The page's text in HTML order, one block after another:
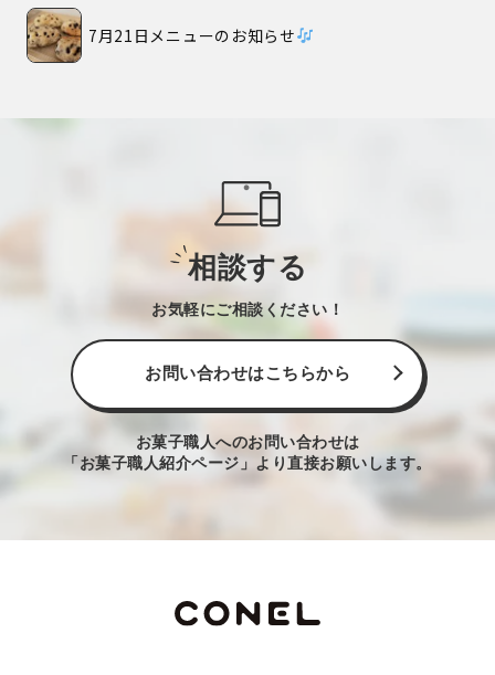
7月21日メニューのお知らせ
相談する
お気軽にご相談ください！
お問い合わせはこちらから
お菓子職人へのお問い合わせは
「お菓子職人紹介ページ」より直接お願いします。